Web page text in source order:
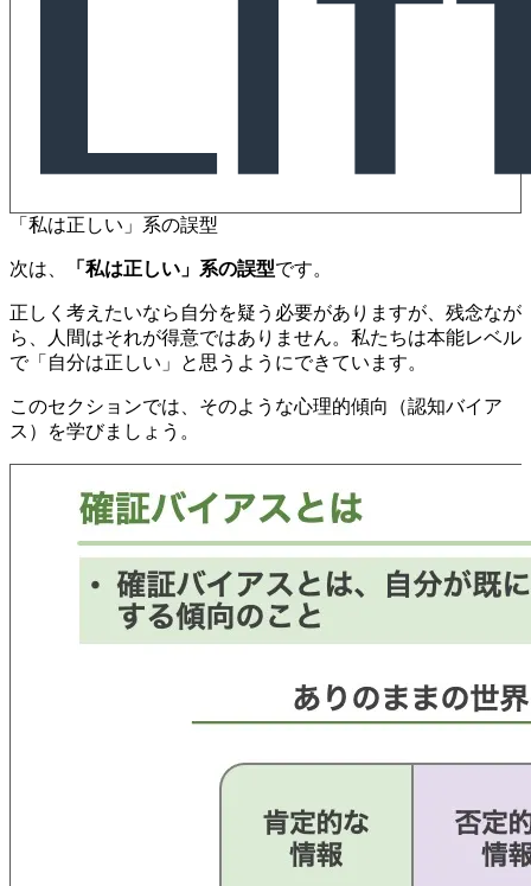
「私は正しい」系の誤型
次は、 「私は正しい」系の誤型です。
正しく考えたいなら自分を疑う必要がありますが、残念なが
ら、人間はそれが得意ではありません。私たちは本能レベル
で「自分は正しい」と思うようにできています。
このセクションでは、そのような心理的傾向（認知バイア
ス）を学びましょう。